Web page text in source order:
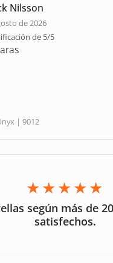
Nilsson
de 2026
de 5/5
| 9012
★★★★★
según más de
satisfechos.